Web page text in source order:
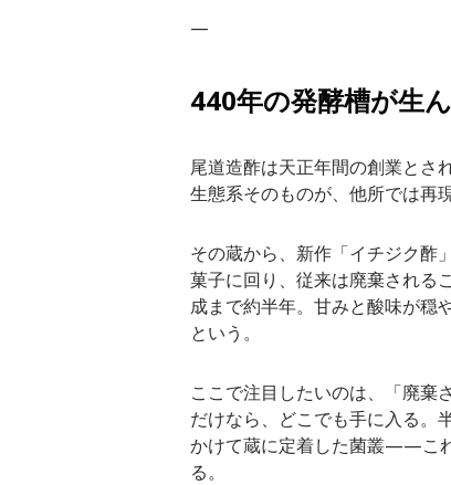
—
440年の発酵槽が生
尾道造酢は天正年間の創業とさ
生態系そのものが、他所では再
その蔵から、新作「イチジク酢
菓子に回り、従来は廃棄される
成まで約半年。甘みと酸味が穏
という。
ここで注目したいのは、「廃棄
だけなら、どこでも手に入る。
かけて蔵に定着した菌叢——こ
る。